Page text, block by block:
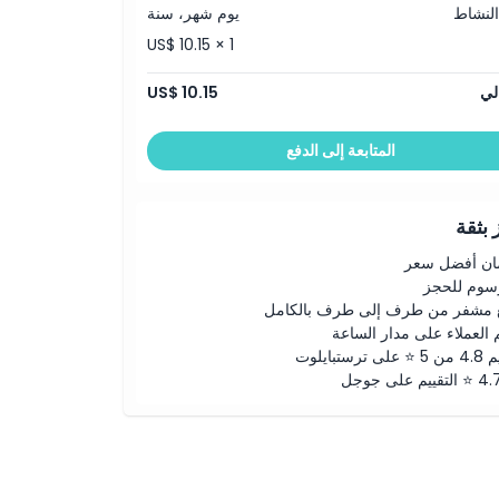
يوم شهر، سنة
US$ 10.15 × 1
US$ 10.15
المتابعة إلى الدفع
بثقة
أفضل سعر
للحجز
مشفر من طرف إلى طرف بالكامل
العملاء على مدار الساعة
على جوجل